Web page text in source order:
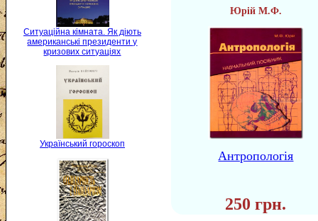
Ситуаційна кімната. Як діють
американські президенти у
кризових ситуаціях
Український гороскоп
Юрій М.Ф.
Антропологія
250 грн.